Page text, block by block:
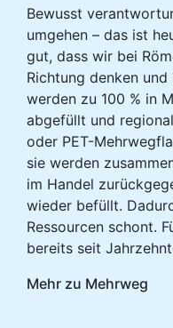
Bewusst
umgehen – das ist
gut, dass wir bei
Richtung denken
werden zu 100 % in
abgefüllt und
oder PET-
sie werden
im Handel
wieder befüllt.
Ressourcen schont.
bereits seit
Mehr zu Mehrweg